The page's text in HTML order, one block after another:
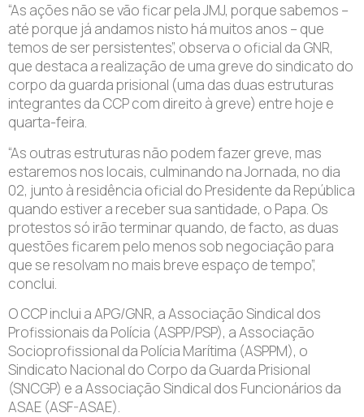
“As ações não se vão ficar pela JMJ, porque sabemos –
até porque já andamos nisto há muitos anos – que
temos de ser persistentes”, observa o oficial da GNR,
que destaca a realização de uma greve do sindicato do
corpo da guarda prisional (uma das duas estruturas
integrantes da CCP com direito à greve) entre hoje e
quarta-feira.
“As outras estruturas não podem fazer greve, mas
estaremos nos locais, culminando na Jornada, no dia
02, junto à residência oficial do Presidente da República
quando estiver a receber sua santidade, o Papa. Os
protestos só irão terminar quando, de facto, as duas
questões ficarem pelo menos sob negociação para
que se resolvam no mais breve espaço de tempo”,
conclui.
O CCP inclui a APG/GNR, a Associação Sindical dos
Profissionais da Polícia (ASPP/PSP), a Associação
Socioprofissional da Polícia Marítima (ASPPM), o
Sindicato Nacional do Corpo da Guarda Prisional
(SNCGP) e a Associação Sindical dos Funcionários da
ASAE (ASF-ASAE).